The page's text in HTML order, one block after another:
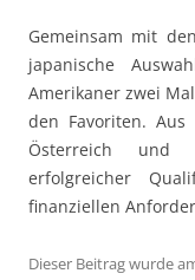
Gemeinsam mit
japanische
Amerikaner zwei
den Favoriten.
Österreich und
erfolgreicher
finanziellen
Dieser Beitrag wurde